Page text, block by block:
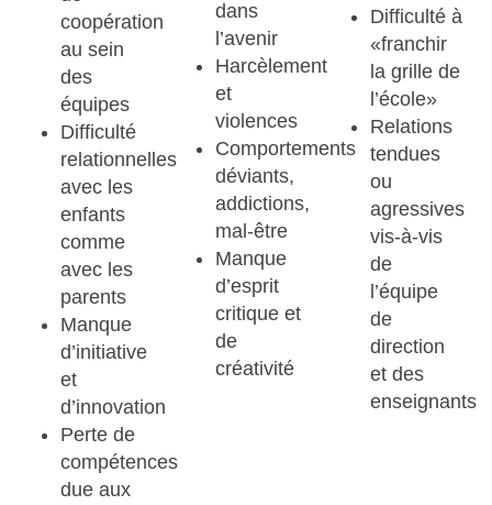
coopération
au sein
des
équipes
Difficulté
relationnelles
avec les
enfants
comme
avec les
parents
Manque
d’initiative
et
d’innovation
Perte de
compétences
due aux
dans
l’avenir
Harcèlement
et
violences
Comportements
déviants,
addictions,
mal-être
Manque
d’esprit
critique et
de
créativité
Difficulté à
«franchir
la grille de
l’école»
Relations
tendues
ou
agressives
vis-à-vis
de
l’équipe
de
direction
et des
enseignants